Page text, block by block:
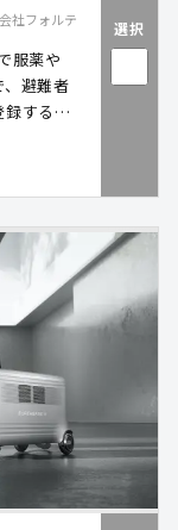
社フォルテ
服薬や
避難者
するこ
選択